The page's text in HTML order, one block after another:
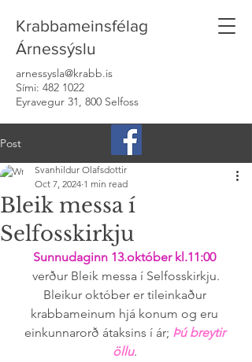
Krabbameinsfélag
Árnessýslu
arnessysla@krabb.is
Sími: 482 1022
Eyravegur 31, 800 Selfoss
Post
Bleik messa í
Selfosskirkju
Svanhildur Olafsdottir
Oct 7, 2024 1 min read
Sunnudaginn 13.október kl.11:00
verður Bleik messa í Selfosskirkju.
Bleikur október er tileinkaður
krabbameinum hjá konum og eru
einkunnarorð átaksins í ár; Þú breytir
öllu.